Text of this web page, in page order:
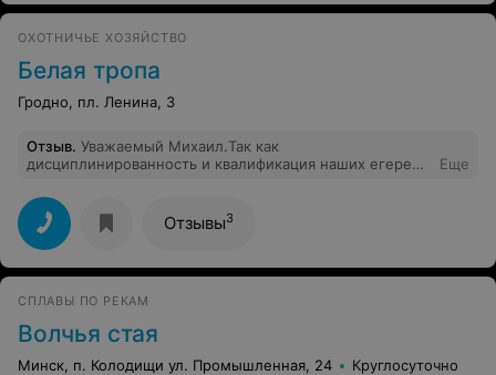
ОХОТНИЧЬЕ ХОЗЯЙСТВО
Белая тропа
Гродно, пл. Ленина, 3
Отзыв. Уважаемый Михаил. Так как
дисциплинированность и квалификация наших егерей
фамилию егеря, к которому вы приезжали на охоту.
Еще
Отзывы3
СПЛАВЫ ПО РЕКАМ
Волчья стая
Минск, п. Колодищи ул. Промышленная, 24 Круглосуточно